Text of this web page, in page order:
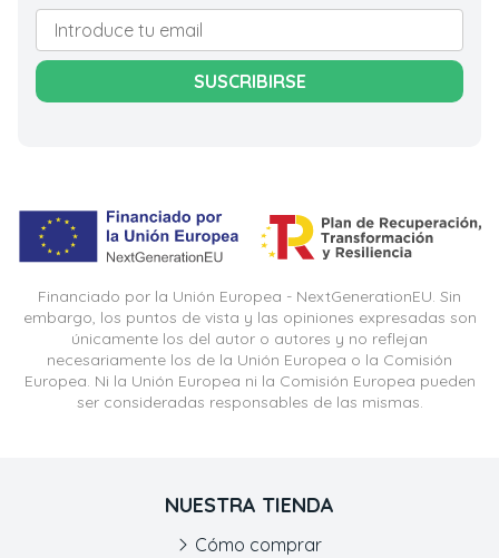
SUSCRIBIRSE
Financiado por la Unión Europea - NextGenerationEU. Sin
embargo, los puntos de vista y las opiniones expresadas son
únicamente los del autor o autores y no reflejan
necesariamente los de la Unión Europea o la Comisión
Europea. Ni la Unión Europea ni la Comisión Europea pueden
ser consideradas responsables de las mismas.
NUESTRA TIENDA
Cómo comprar